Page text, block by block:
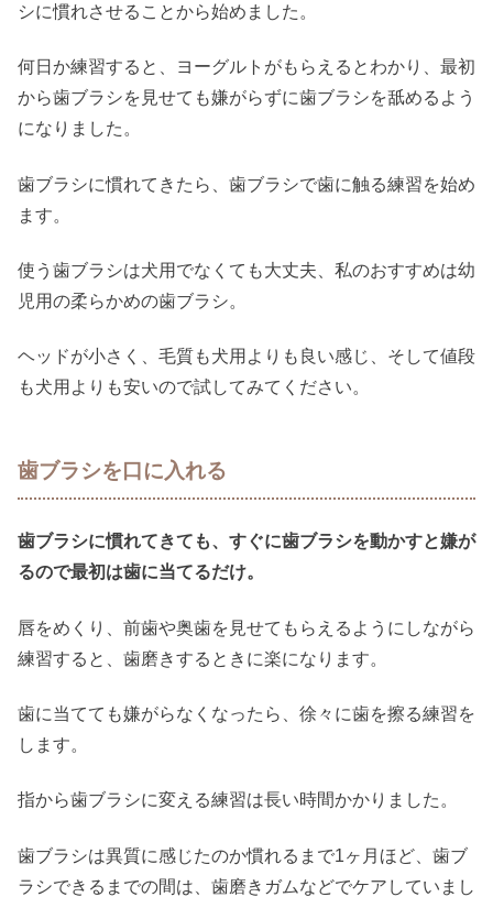
シに慣れさせることから始めました。
何日か練習すると、ヨーグルトがもらえるとわかり、最初
から歯ブラシを見せても嫌がらずに歯ブラシを舐めるよう
になりました。
歯ブラシに慣れてきたら、歯ブラシで歯に触る練習を始め
ます。
使う歯ブラシは犬用でなくても大丈夫、私のおすすめは幼
児用の柔らかめの歯ブラシ。
ヘッドが小さく、毛質も犬用よりも良い感じ、そして値段
も犬用よりも安いので試してみてください。
歯ブラシを口に入れる
歯ブラシに慣れてきても、すぐに歯ブラシを動かすと嫌が
るので最初は歯に当てるだけ。
唇をめくり、前歯や奥歯を見せてもらえるようにしながら
練習すると、歯磨きするときに楽になります。
歯に当てても嫌がらなくなったら、徐々に歯を擦る練習を
します。
指から歯ブラシに変える練習は長い時間かかりました。
歯ブラシは異質に感じたのか慣れるまで1ヶ月ほど、歯ブ
ラシできるまでの間は、歯磨きガムなどでケアしていまし